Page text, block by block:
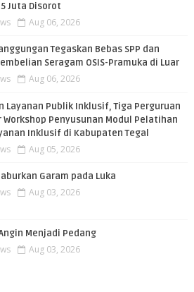
Juta Disorot
Aug 06, 2026
Tegaskan Bebas SPP dan
Seragam OSIS-Pramuka di Luar
Aug 06, 2026
Layanan Publik Inklusif, Tiga Perguruan
Workshop Penyusunan Modul Pelatihan
Inklusif di Kabupaten Tegal
Aug 05, 2026
Garam pada Luka
Aug 03, 2026
Menjadi Pedang
Aug 03, 2026